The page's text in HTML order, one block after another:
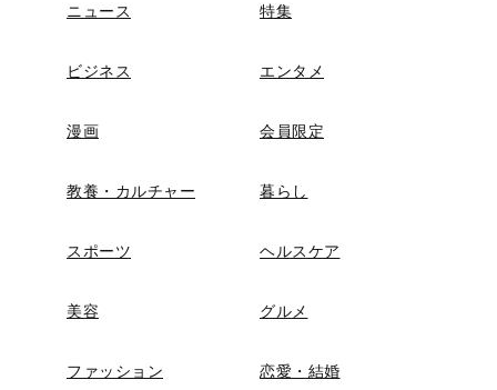
ニュース 特集
ビジネス エンタメ
漫画 会員限定
教養・カルチャー 暮らし
スポーツ ヘルスケア
美容 グルメ
ファッション 恋愛・結婚